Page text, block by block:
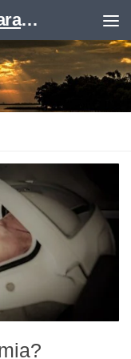
Miguel Espinaco – Cosas para leer